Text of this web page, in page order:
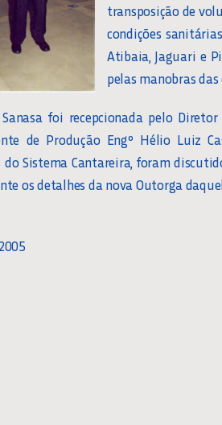
transposição de
condições
Atibaia, Jaguari e
pelas manobras
foi recepcionada pelo
de Produção Engº Hélio Luiz
do Sistema Cantareira, foram
os detalhes da nova Outorga